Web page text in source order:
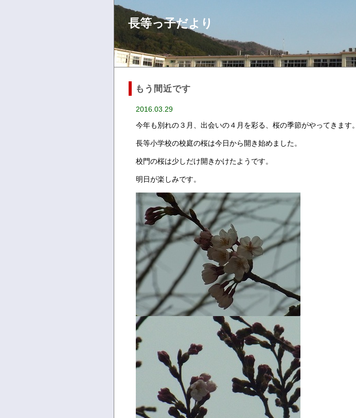
長等っ子だより
もう間近です
2016.03.29
今年も別れの３月、出会いの４月を彩る、桜の季節がやってきます。
長等小学校の校庭の桜は今日から開き始めました。
校門の桜は少しだけ開きかけたようです。
明日が楽しみです。